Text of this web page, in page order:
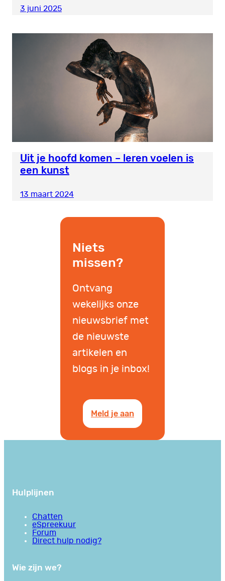
3 juni 2025
Uit je hoofd komen – leren voelen is
een kunst
13 maart 2024
Niets
missen?
Ontvang
wekelijks onze
nieuwsbrief met
de nieuwste
artikelen en
blogs in je inbox!
Meld je aan
Hulplijnen
Chatten
eSpreekuur
Forum
Direct hulp nodig?
Wie zijn we?